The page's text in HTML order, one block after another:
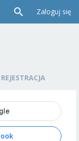
Zaloguj się
REJESTRACJA